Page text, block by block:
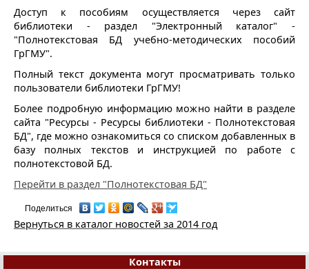
Доступ к пособиям осуществляется через сайт
библиотеки - раздел "Электронный каталог" -
"Полнотекстовая БД учебно-методических пособий
ГрГМУ".
Полный текст документа могут просматривать только
пользователи библиотеки ГрГМУ!
Более подробную информацию можно найти в разделе
сайта "Ресурсы - Ресурсы библиотеки - Полнотекстовая
БД", где можно ознакомиться со списком добавленных в
базу полных текстов и инструкцией по работе с
полнотекстовой БД.
Перейти в раздел "Полнотекстовая БД"
Поделиться
Вернуться в каталог новостей за 2014 год
Контакты